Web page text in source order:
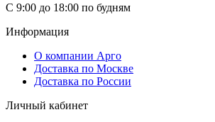
С 9:00 до 18:00 по будням
Информация
О компании Арго
Доставка по Москве
Доставка по России
Личный кабинет